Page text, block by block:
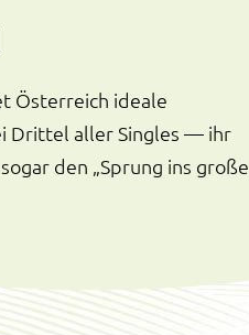
Österreich ideale
Drittel aller Singles — ihr
den „Sprung ins große